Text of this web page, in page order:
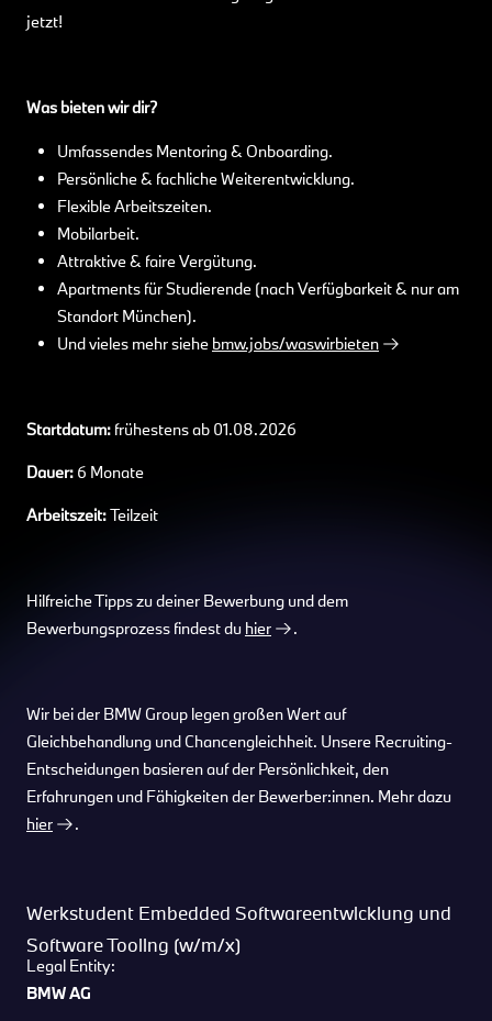
jetzt!
Was bieten wir dir?
Umfassendes Mentoring & Onboarding.
Persönliche & fachliche Weiterentwicklung.
Flexible Arbeitszeiten.
Mobilarbeit.
Attraktive & faire Vergütung.
Apartments für Studierende (nach Verfügbarkeit & nur am
Standort München).
Und vieles mehr siehe bmw.jobs/waswirbieten
Startdatum: frühestens ab 01.08.2026
Dauer: 6 Monate
Arbeitszeit:Teilzeit
Hilfreiche Tipps zu deiner Bewerbung und dem
Bewerbungsprozess findest du hier .
Wir bei der BMW Group legen großen Wert auf
Gleichbehandlung und Chancengleichheit. Unsere Recruiting-
Entscheidungen basieren auf der Persönlichkeit, den
Erfahrungen und Fähigkeiten der Bewerber:innen. Mehr dazu
hier
.
Werkstudent Embedded Softwareentwicklung und
Software Tooling (w/m/x)
Legal Entity:
BMW AG